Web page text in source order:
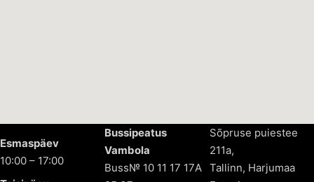
Esmaspäev
10:00 – 17:00
Bussipeatus
Vambola
Buss№ 10 11 17 17А
Sõpruse puiestee
211a,
Tallinn, Harjumaa